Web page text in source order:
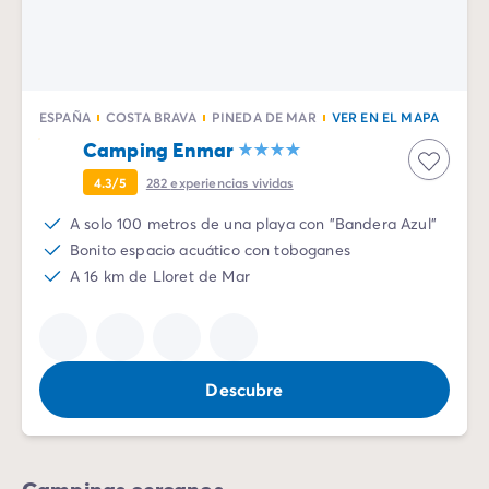
Camping Lago de Guardia
Camping Lago Mayor
Camping Piamonte
Camping Toscana
Camping Véneto
Camping Venecia
Camping Croacia
Camping Holanda
Camping Suiza
Camping Austria
Camping Luxemburgo
ESPAÑA COSTA BRAVA PINEDA DE MAR VER EN EL MAPA
Camping Enmar
4.3/5 282experiencias vividas
A solo 100 metros de una playa con "Bandera Azul"
Bonito espacio acuático con toboganes
A 16 km de Lloret de Mar
Descubre